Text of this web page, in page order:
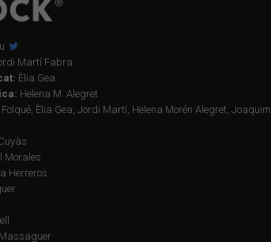
Martí Fabra
Èlia Gea
Helena M. Alegret
Èlia Gea, Jordi Martí, Helena Morén Alegret, Joaquim
Morales
Herreros